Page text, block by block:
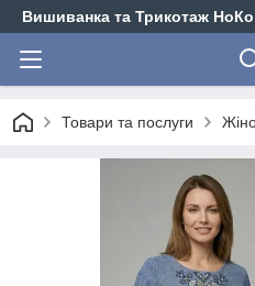
Вишиванка та Трикотаж НоКо
Товари та послуги